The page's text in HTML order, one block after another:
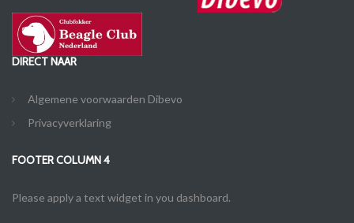
DIRECT NAAR
Algemene voorwaarden Dibevo
Privacyverklaring
FOOTER COLUMN 4
Please apply a text widget in you dashboard.